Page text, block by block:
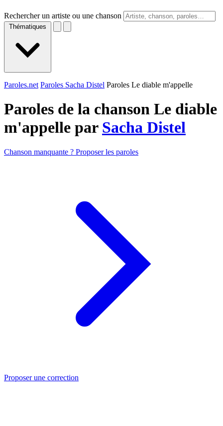
Rechercher un artiste ou une chanson
Thématiques
Paroles.net Paroles Sacha Distel Paroles Le diable m'appelle
Paroles de la chanson Le diable
m'appelle par Sacha Distel
Chanson manquante ? Proposer les paroles
Proposer une correction